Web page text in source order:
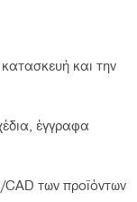
και την
έγγραφα
CAD των προϊόντων